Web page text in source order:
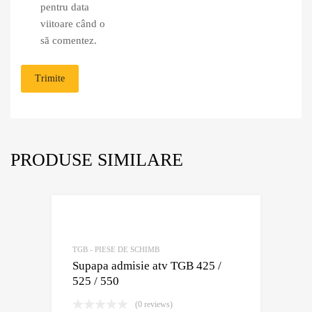
pentru data
viitoare când o
să comentez.
PRODUSE SIMILARE
TGB - PIESE DE SCHIMB
Supapa admisie atv TGB 425 /
525 / 550
(0 reviews)